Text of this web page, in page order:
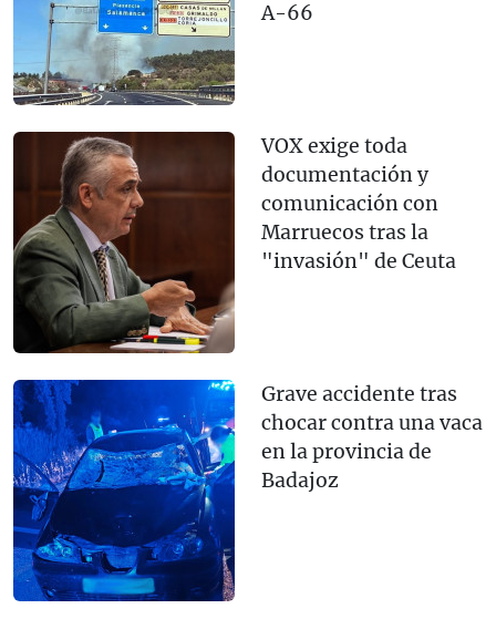
A-66
VOX exige toda
documentación y
comunicación con
Marruecos tras la
"invasión" de Ceuta
Grave accidente tras
chocar contra una vaca
en la provincia de
Badajoz